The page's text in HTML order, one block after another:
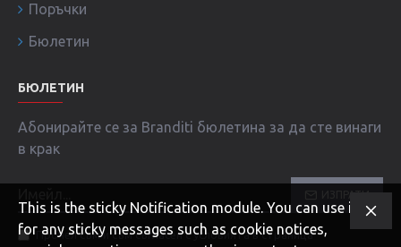
Поръчки
Бюлетин
БЮЛЕТИН
Абонирайте се за Branditi бюлетина за да сте винаги
в крак
ИЗПРАТИ
Прочел съм и съм съгласен с условията в страница
This is the sticky Notification module. You can use it
for any sticky messages such as cookie notices,